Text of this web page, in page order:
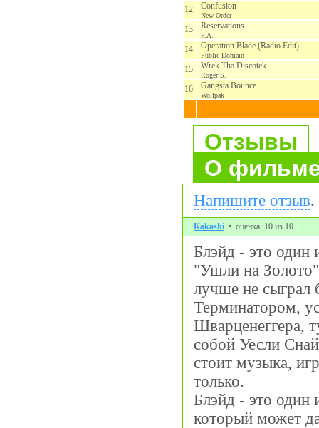
12. Confusion
New Order
13. Reservations
P.A.
14. Operation Blade (Radio Edit)
Public Domain
15. Wrek Tha Discotek
Roger S.
16. Gangsta Bounce
Wolfpak
Отзывы
О
Напишите отзыв.
Kakashi • оценка: 10 из 10
Блэйд - это
"Ушли на
лучше не сыграл
Терминатором,
Шварценеггера,
собой Уесли
стоит музыка,
только.
Блэйд - это
который может